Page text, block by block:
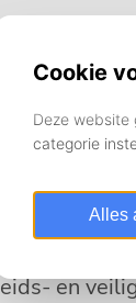
regels
wet is
en